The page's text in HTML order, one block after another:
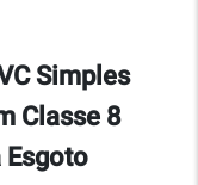
Simples
Classe 8
Esgoto